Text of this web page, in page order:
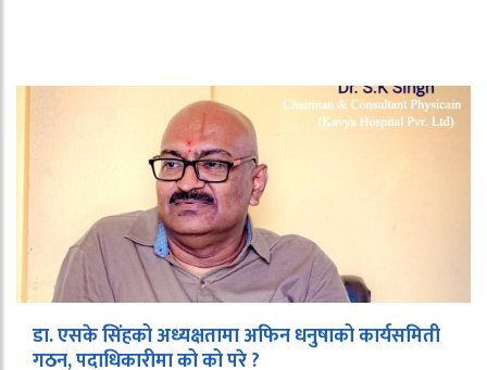
डा. एसके सिंहको अध्यक्षतामा अफिन धनुषाको कार्यसमिती
गठन, पदाधिकारीमा को को परे ?